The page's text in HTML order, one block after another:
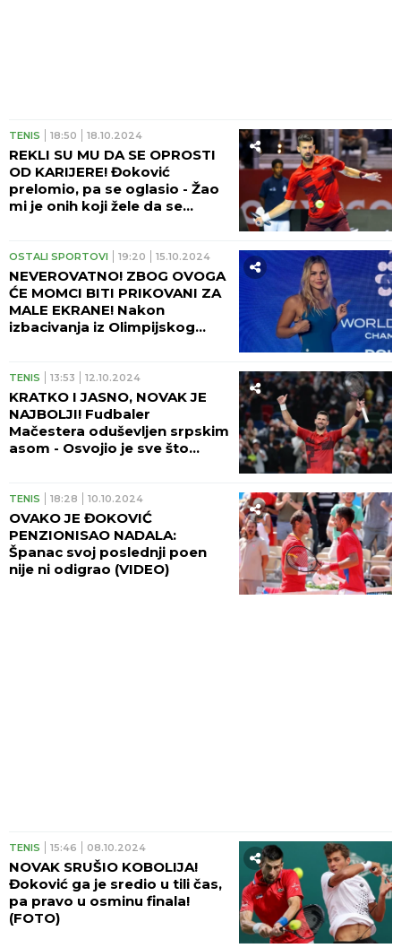
TENIS 18:50 18.10.2024
REKLI SU MU DA SE OPROSTI
OD KARIJERE! Đoković
prelomio, pa se oglasio - Žao
mi je onih koji žele da se
OSTALI SPORTOVI 19:20 15.10.2024
NEVEROVATNO! ZBOG OVOGA
ĆE MOMCI BITI PRIKOVANI ZA
MALE EKRANE! Nakon
izbacivanja iz Olimpijskog
TENIS 13:53 12.10.2024
KRATKO I JASNO, NOVAK JE
NAJBOLJI! Fudbaler
Mačestera oduševljen srpskim
asom - Osvojio je sve što
TENIS 18:28 10.10.2024
OVAKO JE ĐOKOVIĆ
PENZIONISAO NADALA:
Španac svoj poslednji poen
nije ni odigrao (VIDEO)
TENIS 15:46 08.10.2024
NOVAK SRUŠIO KOBOLIJA!
Đoković ga je sredio u tili čas,
pa pravo u osminu finala!
(FOTO)